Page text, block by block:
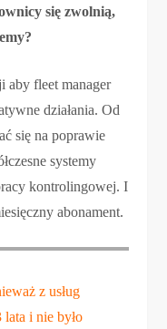
się zwolnią,
aby fleet manager
działania. Od
się na poprawie
systemy
kontrolingowej. I
abonament.
z usług
i nie było